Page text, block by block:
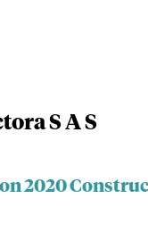
S A S
2020